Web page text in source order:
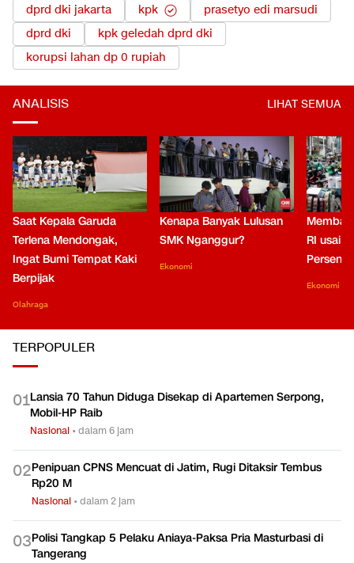
dprd dki jakarta kpk
prasetyo edi marsudi
dprd dki
kpk geledah dprd dki
korupsi lahan dp 0 rupiah
ANALISIS LIHAT SEMUA
Saat Kepala Garuda
Terlena Mendongak,
Ingat Bumi Tempat Kaki
Berpijak
Olahraga
Kenapa Banyak Lulusan
SMK Nganggur?
Ekonomi
RI usai
Persen
Ekonomi
TERPOPULER
01Lansia 70 Tahun Diduga Disekap di Apartemen Serpong,
Mobil-HP Raib
Nasional •dalam 6 jam
02Penipuan CPNS Mencuat di Jatim, Rugi Ditaksir Tembus
Rp20 M
Nasional •dalam 2 jam
03Polisi Tangkap 5 Pelaku Aniaya-Paksa Pria Masturbasi di
Tangerang